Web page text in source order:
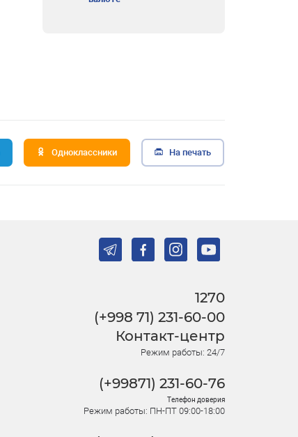
Одноклассники На печать
1270
(+998 71) 231-60-00
Контакт-центр
Режим работы: 24/7
(+99871) 231-60-76
Телефон доверия
Режим работы: ПН-ПТ 09:00-18:00